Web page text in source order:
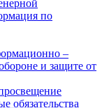
по
–
и защите от
обязательства